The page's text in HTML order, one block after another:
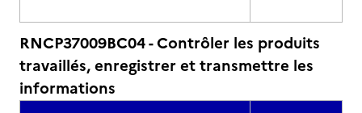
RNCP37009BC04 - Contrôler les produits
travaillés, enregistrer et transmettre les
informations